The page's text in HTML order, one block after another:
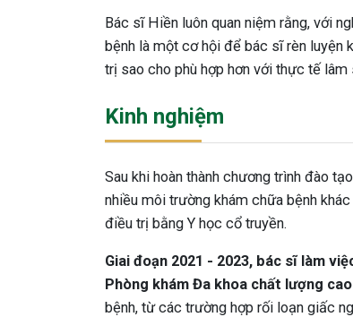
Bác sĩ Hiền luôn quan niệm rằng, với
bệnh là một cơ hội để bác sĩ rèn luyện
trị sao cho phù hợp hơn với thực tế lâm
Kinh nghiệm
Sau khi hoàn thành chương trình đào
nhiều môi trường khám chữa bệnh
điều trị bằng Y học cổ truyền.
Giai đoạn 2021 - 2023, bác sĩ làm
Phòng khám Đa khoa chất lượng
bệnh, từ các trường hợp rối loạn giấc